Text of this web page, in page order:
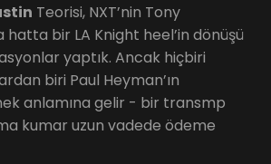
Teorisi, NXT’nin Tony
hatta bir LA Knight heel’in dönüşü
yaptık. Ancak hiçbiri
biri Paul Heyman’ın
anlamına gelir - bir transmp
kumar uzun vadede ödeme